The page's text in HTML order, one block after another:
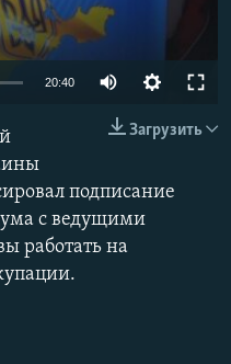
360p
1080p
20:40
240p
480p
Загрузить
подписание
с ведущими
работать на